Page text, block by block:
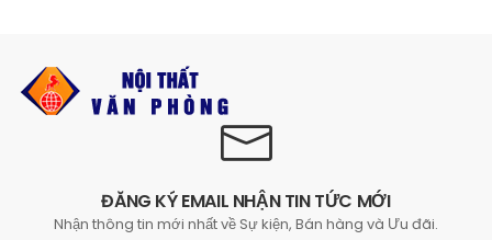
ĐĂNG KÝ EMAIL NHẬN TIN TỨC MỚI
Nhận thông tin mới nhất về Sự kiện, Bán hàng và Ưu đãi.